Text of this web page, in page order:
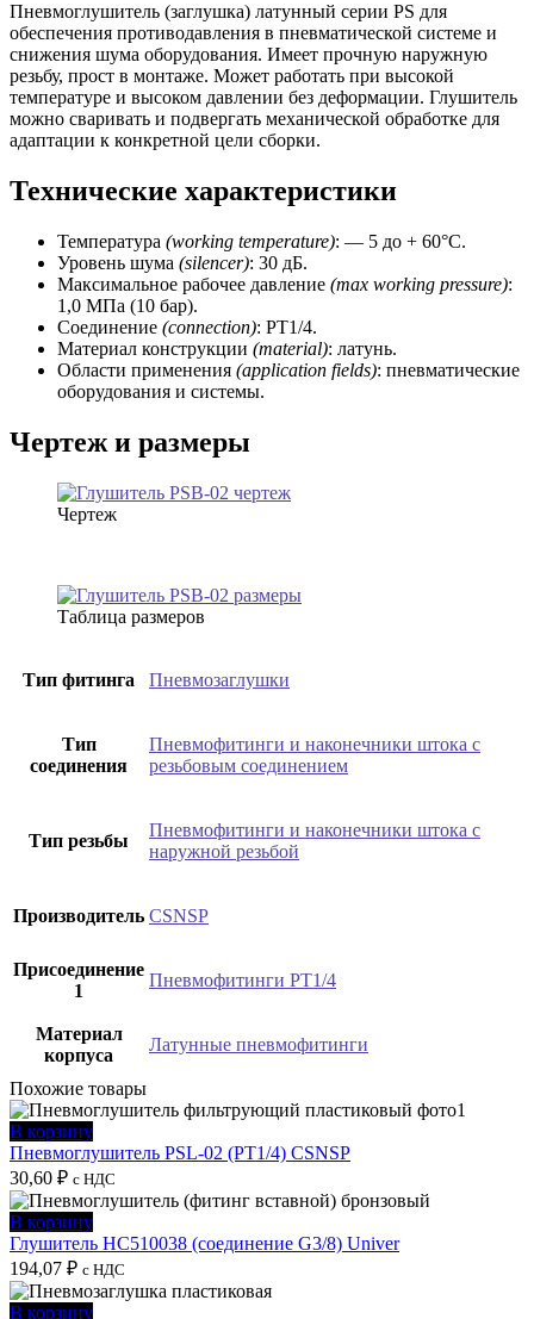
Пневмоглушитель (заглушка) латунный серии PS для
обеспечения противодавления в пневматической системе и
снижения шума оборудования. Имеет прочную наружную
резьбу, прост в монтаже. Может работать при высокой
температуре и высоком давлении без деформации. Глушитель
можно сваривать и подвергать механической обработке для
адаптации к конкретной цели сборки.
Технические характеристики
Температура (working temperature): — 5 до + 60°C.
Уровень шума (silencer): 30 дБ.
Максимальное рабочее давление (max working pressure):
1,0 МПа (10 бар).
Соединение (connection): РТ1/4.
Материал конструкции (material): латунь.
Области применения (application fields): пневматические
оборудования и системы.
Чертеж и размеры
Чертеж
Таблица размеров
Тип фитинга Пневмозаглушки
Тип
соединения
Пневмофитинги и наконечники штока с
резьбовым соединением
Тип резьбы
Пневмофитинги и наконечники штока с
наружной резьбой
Производитель CSNSP
Присоединение
1
Пневмофитинги PT1/4
Материал
корпуса
Латунные пневмофитинги
Похожие товары
В корзину
Пневмоглушитель PSL-02 (PT1/4) CSNSP
30,60 ₽ с НДС
В корзину
Глушитель HC510038 (соединение G3/8) Univer
194,07 ₽ с НДС
В корзину